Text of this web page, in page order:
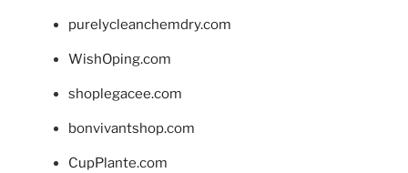
purelycleanchemdry.com
WishOping.com
shoplegacee.com
bonvivantshop.com
CupPlante.com